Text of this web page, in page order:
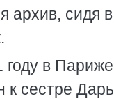
архив, сидя
году в
сестре